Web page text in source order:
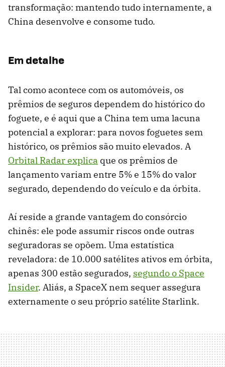
transformação: mantendo tudo internamente, a
China desenvolve e consome tudo.
Em detalhe
Tal como acontece com os automóveis, os
prêmios de seguros dependem do histórico do
foguete, e é aqui que a China tem uma lacuna
potencial a explorar: para novos foguetes sem
histórico, os prêmios são muito elevados. A
Orbital Radar explica que os prêmios de
lançamento variam entre 5% e 15% do valor
segurado, dependendo do veículo e da órbita.
Aí reside a grande vantagem do consórcio
chinês: ele pode assumir riscos onde outras
seguradoras se opõem. Uma estatística
reveladora: de 10.000 satélites ativos em órbita,
apenas 300 estão segurados, segundo o Space
Insider. Aliás, a SpaceX nem sequer assegura
externamente o seu próprio satélite Starlink.